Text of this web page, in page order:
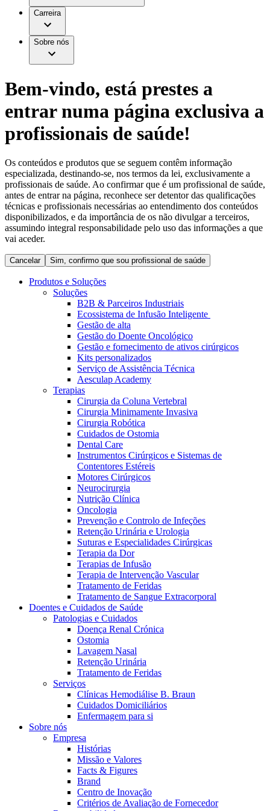
Aesculap Academy
Dental Care
Instrumentos Cirúrgicos e Sistemas de
Contentores Estéreis
Motores Cirúrgicos
Neurocirurgia
Nutrição Clínica
Prevenção e Controlo de Infeções
Retenção Urinária e Urologia
Suturas e Especialidades Cirúrgicas
Terapia da Dor
Terapias de Infusão
Terapia de Intervenção Vascular
Tratamento de Feridas
Terapias
Catálogo de Produtos
Encontre o produto que procura. Visite o catálogo de produtos
da B. Braun com o nosso portfólio completo.
Patologias e Cuidados
Serviços
Cuidados Domiciliários
Coordenamos os seus cuidados médicos quando recebe alta
do hospital. Para mais informações, visite a nossa página de
cuidados domiciliários.
Trabalhar na B. Braun
Oportunidades de emprego
A nossa cultura
Vagas disponíveis
Descubra as tuas oportunidades de carreira na B. Braun.
trabalho interessantes.
Centro de Inovação
Responsabilidade
Sustentabilidade
Compliance
Acesso aos Cuidados de Saúde
Media
Contactos
Formulário de Contacto
Localizações
Empresa
Responsabilidade
Media
Contactos
Centro de Inovação
Vamos impulsionar juntos a inovação na tecnologia médica.
Saiba mais sobre o nosso centro de inovação e apresente a sua
Em diálogo com a B. Braun. Entre em contacto connosco
Carreira
Sobre nós
Bem-vindo, está prestes a
entrar numa página exclusiva a
profissionais de saúde!
Os conteúdos e produtos que se seguem contêm informação
especializada, destinando-se, nos termos da lei, exclusivamente a
profissionais de saúde. Ao confirmar que é um profissional de saúde,
antes de entrar na página, reconhece ser detentor das qualificações
técnicas e profissionais necessárias ao entendimento dos conteúdos
disponibilizados, e da importância de os não divulgar a terceiros,
assumindo integral responsabilidade pelo uso das informações a que
vai aceder.
Cancelar Sim, confirmo que sou profissional de saúde
Produtos e Soluções
Soluções
B2B & Parceiros Industriais
Ecossistema de Infusão Inteligente
Gestão de alta
Gestão do Doente Oncológico
Gestão e fornecimento de ativos cirúrgicos
Kits personalizados
Serviço de Assistência Técnica
Aesculap Academy
Terapias
Cirurgia da Coluna Vertebral
Cirurgia Minimamente Invasiva
Cirurgia Robótica
Cuidados de Ostomia
Dental Care
Instrumentos Cirúrgicos e Sistemas de
Contentores Estéreis
Motores Cirúrgicos
Neurocirurgia
Nutrição Clínica
Oncologia
Prevenção e Controlo de Infeções
Retenção Urinária e Urologia
Suturas e Especialidades Cirúrgicas
Terapia da Dor
Terapias de Infusão
Terapia de Intervenção Vascular
Tratamento de Feridas
Tratamento de Sangue Extracorporal
Doentes e Cuidados de Saúde
Patologias e Cuidados
Doença Renal Crónica
Ostomia
Lavagem Nasal
Retenção Urinária
Tratamento de Feridas
Serviços
Clínicas Hemodiálise B. Braun
Cuidados Domiciliários
Enfermagem para si
Sobre nós
Empresa
Histórias
Missão e Valores
Facts & Figures
Brand
Centro de Inovação
Critérios de Avaliação de Fornecedor